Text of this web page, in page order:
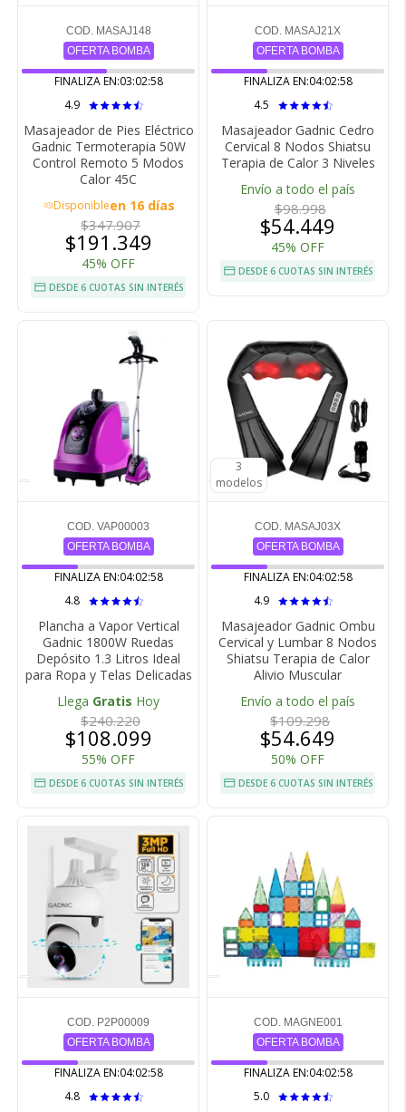
COD. MASAJ148
OFERTA BOMBA
FINALIZA EN:03:02:57
4.9
Masajeador de Pies Eléctrico
Gadnic Termoterapia 50W
Control Remoto 5 Modos
Calor 45C
acuteDisponibleen 16 días
$347.907
$191.349
45% OFF
DESDE 6 CUOTAS SIN INTERÉS
COD. MASAJ21X
OFERTA BOMBA
FINALIZA EN:04:02:57
4.5
Masajeador Gadnic Cedro
Cervical 8 Nodos Shiatsu
Terapia de Calor 3 Niveles
Envío a todo el país
$98.998
$54.449
45% OFF
DESDE 6 CUOTAS SIN INTERÉS
COD. VAP00003
OFERTA BOMBA
FINALIZA EN:04:02:57
4.8
Plancha a Vapor Vertical
Gadnic 1800W Ruedas
Depósito 1.3 Litros Ideal
para Ropa y Telas Delicadas
Llega Gratis Hoy
$240.220
$108.099
55% OFF
DESDE 6 CUOTAS SIN INTERÉS
3
modelos
3
modelos
3
modelos
COD. MASAJ03X
OFERTA BOMBA
FINALIZA EN:04:02:57
4.9
Masajeador Gadnic Ombu
Cervical y Lumbar 8 Nodos
Shiatsu Terapia de Calor
Alivio Muscular
Envío a todo el país
$109.298
$54.649
50% OFF
DESDE 6 CUOTAS SIN INTERÉS
COD. P2P00009
OFERTA BOMBA
FINALIZA EN:04:02:57
4.8
COD. MAGNE001
OFERTA BOMBA
FINALIZA EN:04:02:57
5.0